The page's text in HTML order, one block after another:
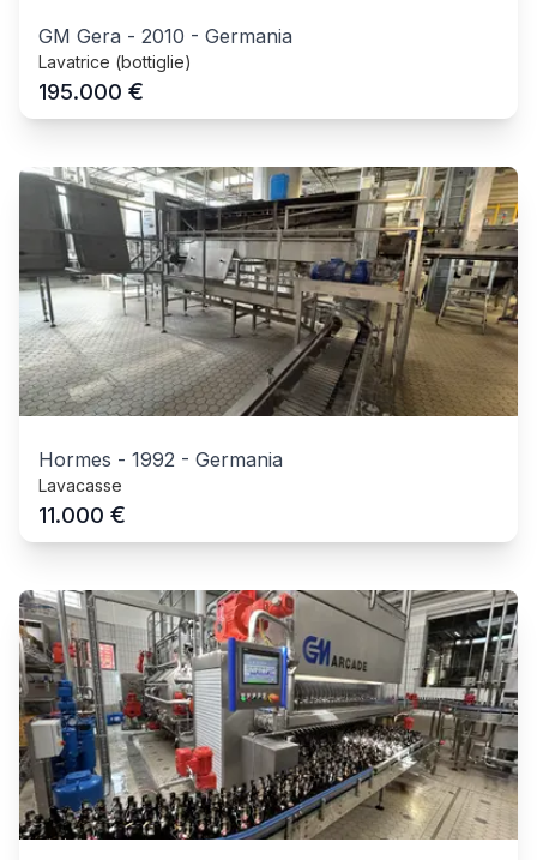
GM Gera - 2010 - Germania
Lavatrice (bottiglie)
195.000 €
Hormes - 1992 - Germania
Lavacasse
11.000 €